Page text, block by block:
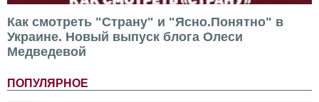
Как смотреть "Страну" и "Ясно.Понятно" в
Украине. Новый выпуск блога Олеси
Медведевой
ПОПУЛЯРНОЕ